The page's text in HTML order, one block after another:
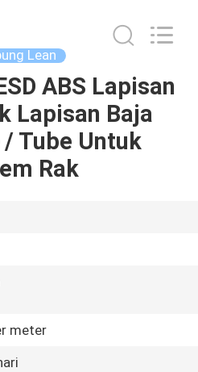
Lean
ABS Lapisan
Lapisan Baja
Tube Untuk
Rak
meter